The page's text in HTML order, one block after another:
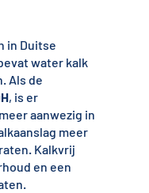
in Duitse
water kalk
Als de
, is er
aanwezig in
meer
Kalkvrij
en een